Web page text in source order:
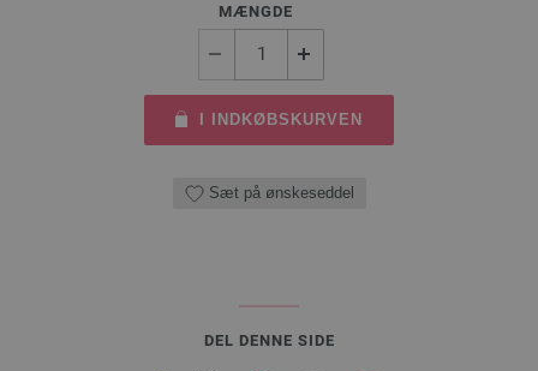
MÆNGDE
I INDKØBSKURVEN
Sæt på ønskeseddel
DEL DENNE SIDE